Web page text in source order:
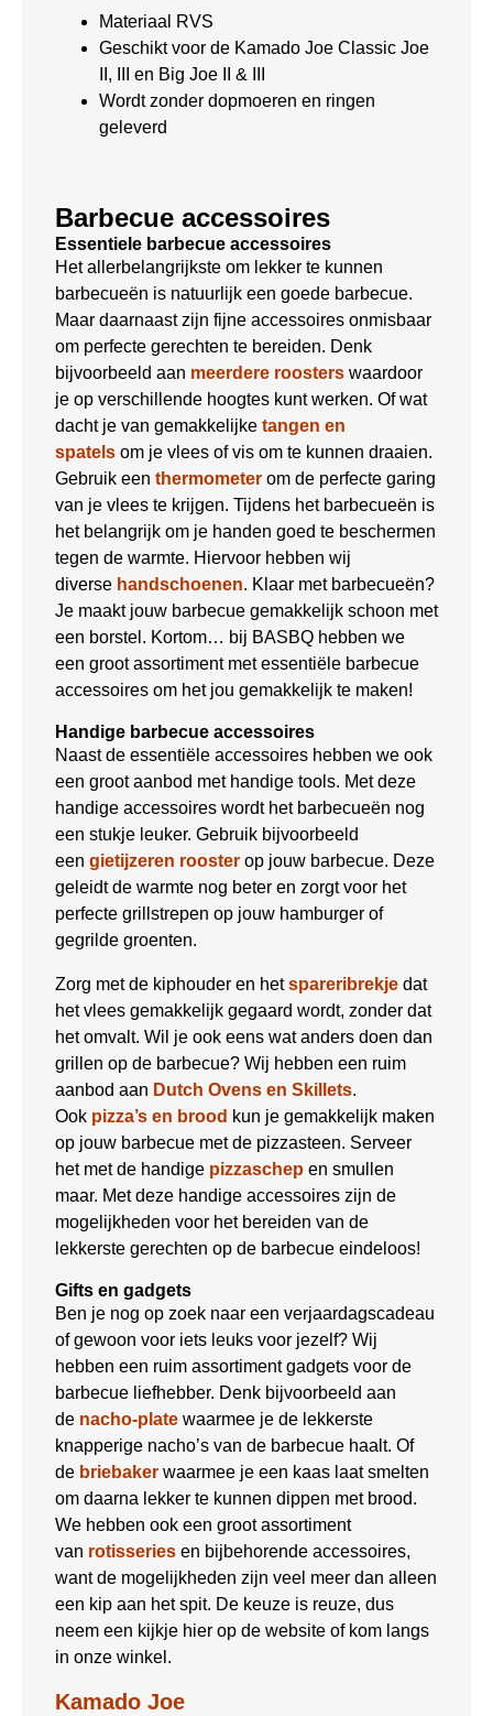
Materiaal RVS
Geschikt voor de Kamado Joe Classic Joe
II, III en Big Joe II & III
Wordt zonder dopmoeren en ringen
geleverd
Barbecue accessoires
Essentiele barbecue accessoires
Het allerbelangrijkste om lekker te kunnen
barbecueën is natuurlijk een goede barbecue.
Maar daarnaast zijn fijne accessoires onmisbaar
om perfecte gerechten te bereiden. Denk
bijvoorbeeld aan meerdere roosters waardoor
je op verschillende hoogtes kunt werken. Of wat
dacht je van gemakkelijke tangen en
spatels om je vlees of vis om te kunnen draaien.
Gebruik een thermometer om de perfecte garing
van je vlees te krijgen. Tijdens het barbecueën is
het belangrijk om je handen goed te beschermen
tegen de warmte. Hiervoor hebben wij
diverse handschoenen. Klaar met barbecueën?
Je maakt jouw barbecue gemakkelijk schoon met
een borstel. Kortom… bij BASBQ hebben we
een groot assortiment met essentiële barbecue
accessoires om het jou gemakkelijk te maken!
Handige barbecue accessoires
Naast de essentiële accessoires hebben we ook
een groot aanbod met handige tools. Met deze
handige accessoires wordt het barbecueën nog
een stukje leuker. Gebruik bijvoorbeeld
een gietijzeren rooster op jouw barbecue. Deze
geleidt de warmte nog beter en zorgt voor het
perfecte grillstrepen op jouw hamburger of
gegrilde groenten.
Zorg met de kiphouder en hetspareribrekje dat
het vlees gemakkelijk gegaard wordt, zonder dat
het omvalt. Wil je ook eens wat anders doen dan
grillen op de barbecue? Wij hebben een ruim
aanbod aan Dutch Ovens en Skillets.
Ook pizza’s en brood kun je gemakkelijk maken
op jouw barbecue met de pizzasteen. Serveer
het met de handige pizzaschep en smullen
maar. Met deze handige accessoires zijn de
mogelijkheden voor het bereiden van de
lekkerste gerechten op de barbecue eindeloos!
Gifts en gadgets
Ben je nog op zoek naar een verjaardagscadeau
of gewoon voor iets leuks voor jezelf? Wij
hebben een ruim assortiment gadgets voor de
barbecue liefhebber. Denk bijvoorbeeld aan
de nacho-plate waarmee je de lekkerste
knapperige nacho’s van de barbecue haalt. Of
de briebaker waarmee je een kaas laat smelten
om daarna lekker te kunnen dippen met brood.
We hebben ook een groot assortiment
van rotisseries en bijbehorende accessoires,
want de mogelijkheden zijn veel meer dan alleen
een kip aan het spit. De keuze is reuze, dus
neem een kijkje hier op de website of kom langs
in onze winkel.
Kamado Joe